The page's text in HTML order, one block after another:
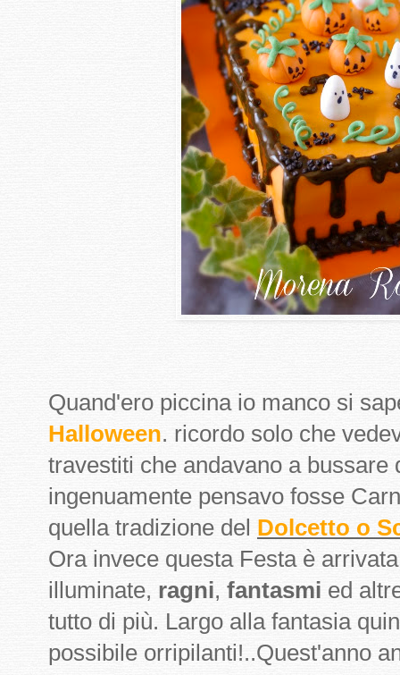
Quand'ero piccina io manco si
Halloween. ricordo solo che
travestiti che andavano a bussare
ingenuamente pensavo fosse
quella tradizione del Dolcetto o
Ora invece questa Festa è
illuminate, ragni, fantasmi ed
tutto di più. Largo alla fantasia
possibile orripilanti!..Quest'anno